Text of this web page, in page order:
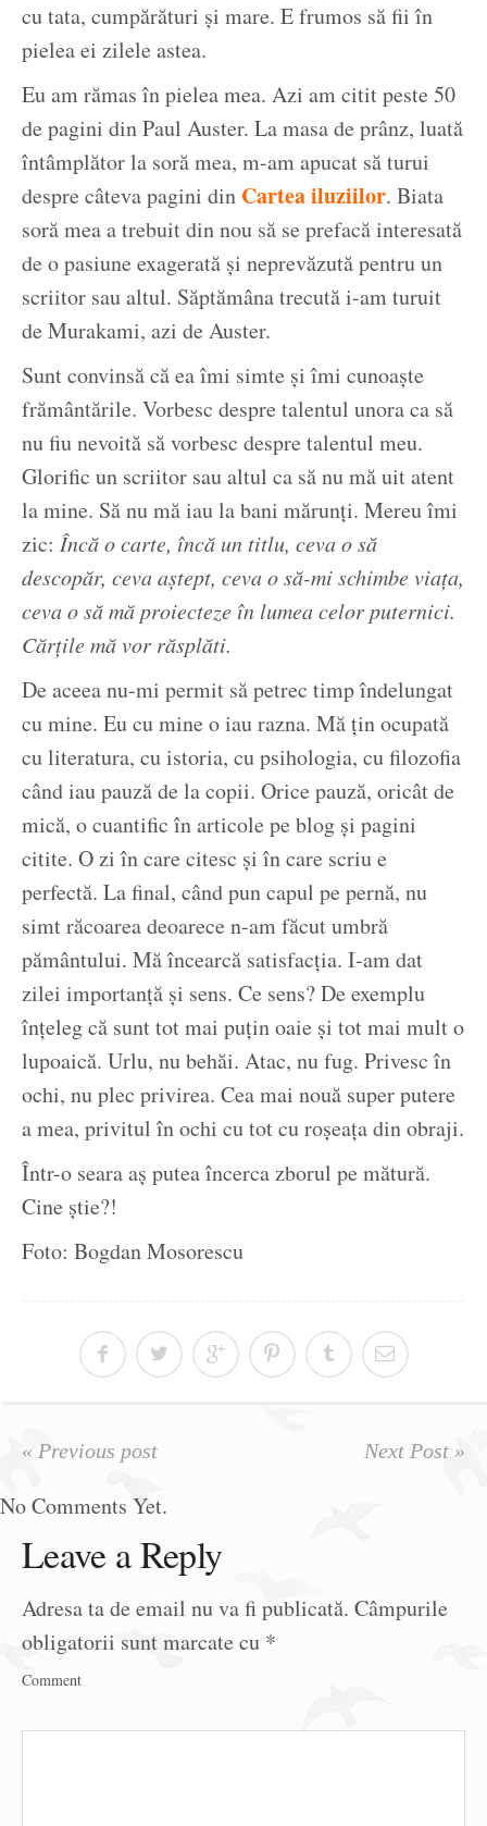
cu tata, cumpărături și mare. E frumos să fii în
pielea ei zilele astea.
Eu am rămas în pielea mea. Azi am citit peste 50
de pagini din Paul Auster. La masa de prânz, luată
întâmplător la soră mea, m-am apucat să turui
despre câteva pagini din Cartea iluziilor. Biata
soră mea a trebuit din nou să se prefacă interesată
de o pasiune exagerată și neprevăzută pentru un
scriitor sau altul. Săptămâna trecută i-am turuit
de Murakami, azi de Auster.
Sunt convinsă că ea îmi simte și îmi cunoaște
frământările. Vorbesc despre talentul unora ca să
nu fiu nevoită să vorbesc despre talentul meu.
Glorific un scriitor sau altul ca să nu mă uit atent
la mine. Să nu mă iau la bani mărunți. Mereu îmi
zic: Încă o carte, încă un titlu, ceva o să
descopăr, ceva aștept, ceva o să-mi schimbe viața,
ceva o să mă proiecteze în lumea celor puternici.
Cărțile mă vor răsplăti.
De aceea nu-mi permit să petrec timp îndelungat
cu mine. Eu cu mine o iau razna. Mă țin ocupată
cu literatura, cu istoria, cu psihologia, cu filozofia
când iau pauză de la copii. Orice pauză, oricât de
mică, o cuantific în articole pe blog și pagini
citite. O zi în care citesc și în care scriu e
perfectă. La final, când pun capul pe pernă, nu
simt răcoarea deoarece n-am făcut umbră
pământului. Mă încearcă satisfacția. I-am dat
zilei importanță și sens. Ce sens? De exemplu
înțeleg că sunt tot mai puțin oaie și tot mai mult o
lupoaică. Urlu, nu behăi. Atac, nu fug. Privesc în
ochi, nu plec privirea. Cea mai nouă super putere
a mea, privitul în ochi cu tot cu roșeața din obraji.
Într-o seara aș putea încerca zborul pe mătură.
Cine știe?!
Foto: Bogdan Mosorescu
« Previous post Next Post »
No Comments Yet.
Leave a Reply
Adresa ta de email nu va fi publicată. Câmpurile
obligatorii sunt marcate cu *
Comment